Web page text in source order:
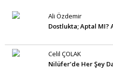
Ali Özdemir
Dostlukta; Aptal MI?
Celil ÇOLAK
Nilüfer’de Her Şey